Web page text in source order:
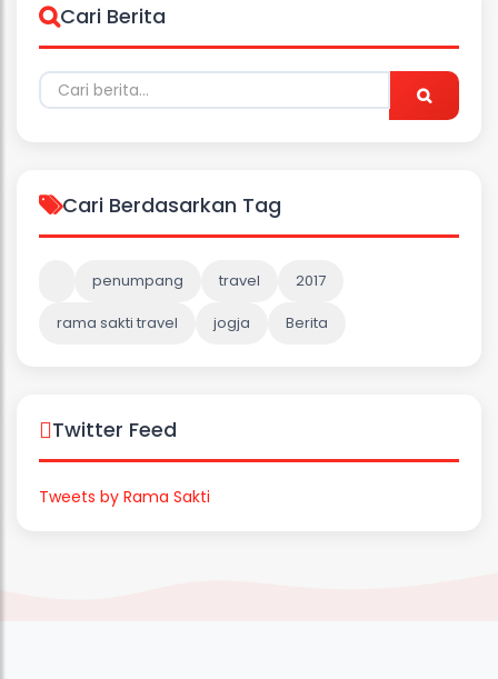
Cari Berita
Cari Berdasarkan Tag
penumpang travel
2017
rama sakti travel
jogja Berita
Twitter Feed
Tweets by Rama Sakti